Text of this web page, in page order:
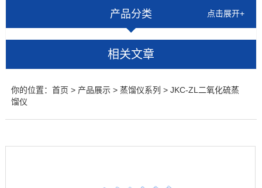
产品分类 点击展开+
相关文章
你的位置： 首页 > 产品展示> 蒸馏仪系列 > JKC-ZL二氧化硫蒸
馏仪